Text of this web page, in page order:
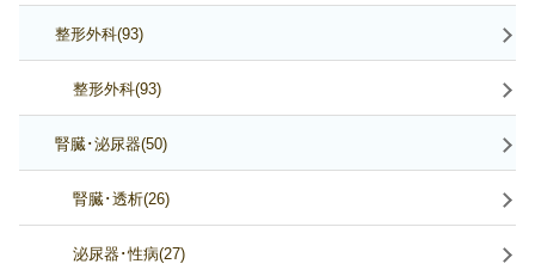
整形外科(93)
整形外科(93)
腎臓･泌尿器(50)
腎臓･透析(26)
泌尿器･性病(27)